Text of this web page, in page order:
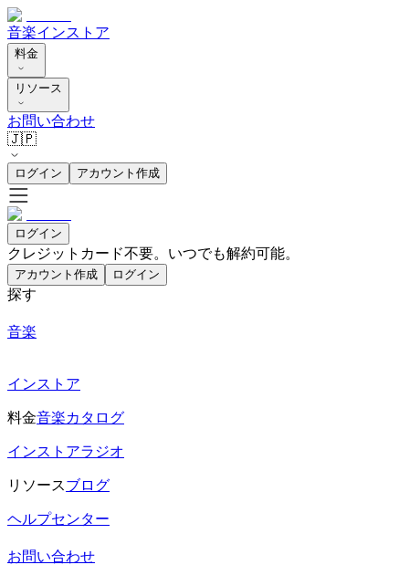
音楽インストア
料金
リソース
お問い合わせ
🇯🇵
ログイン アカウント作成
ログイン
クレジットカード不要。いつでも解約可能。
アカウント作成 ログイン
探す
音楽
インストア
料金音楽カタログ
インストアラジオ
リソースブログ
ヘルプセンター
お問い合わせ